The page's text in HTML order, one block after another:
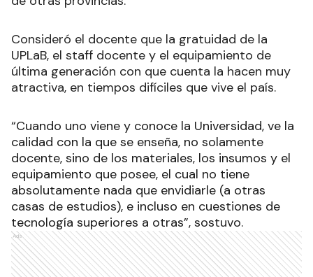
Consideró el docente que la gratuidad de la
UPLaB, el staff docente y el equipamiento de
última generación con que cuenta la hacen muy
atractiva, en tiempos difíciles que vive el país.
“Cuando uno viene y conoce la Universidad, ve la
calidad con la que se enseña, no solamente
docente, sino de los materiales, los insumos y el
equipamiento que posee, el cual no tiene
absolutamente nada que envidiarle (a otras
casas de estudios), e incluso en cuestiones de
tecnología superiores a otras”, sostuvo.
Ads